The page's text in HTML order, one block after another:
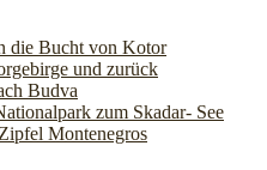
die Bucht von Kotor
und zurück
Budva
zum Skadar- See
Montenegros